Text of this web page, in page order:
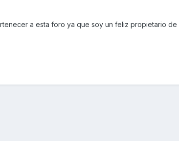
a esta foro ya que soy un feliz propietario de